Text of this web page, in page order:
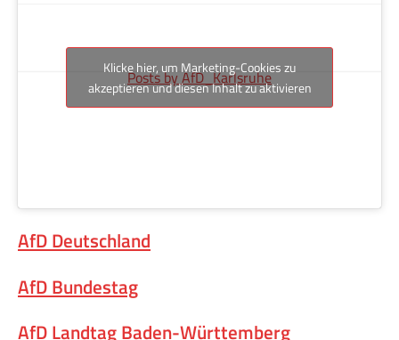
Posts by AfD_Karlsruhe
Klicke hier, um Marketing-Cookies zu
akzeptieren und diesen Inhalt zu aktivieren
AfD Deutschland
AfD Bundestag
AfD Landtag Baden-Württemberg